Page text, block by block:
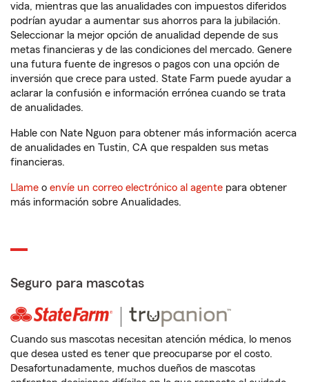
vida, mientras que las anualidades con impuestos diferidos
podrían ayudar a aumentar sus ahorros para la jubilación.
Seleccionar la mejor opción de anualidad depende de sus
metas financieras y de las condiciones del mercado. Genere
una futura fuente de ingresos o pagos con una opción de
inversión que crece para usted. State Farm puede ayudar a
aclarar la confusión e información errónea cuando se trata
de anualidades.
Hable con Nate Nguon para obtener más información acerca
de anualidades en Tustin, CA que respalden sus metas
financieras.
Llame o envíe un correo electrónico al agente para obtener
más información sobre Anualidades.
Seguro para mascotas
Cuando sus mascotas necesitan atención médica, lo menos
que desea usted es tener que preocuparse por el costo.
Desafortunadamente, muchos dueños de mascotas